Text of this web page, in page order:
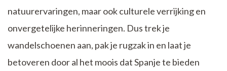
natuurervaringen, maar ook culturele verrijking en
onvergetelijke herinneringen. Dus trek je
wandelschoenen aan, pak je rugzak in en laat je
betoveren door al het moois dat Spanje te bieden